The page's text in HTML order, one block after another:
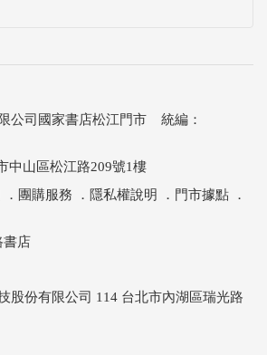
公司國家書店松江門市 統編：
中山區松江路209號1樓
． 團購服務 ． 隱私權說明 ． 門市據點 ．
書店
股份有限公司 114 台北市內湖區瑞光路